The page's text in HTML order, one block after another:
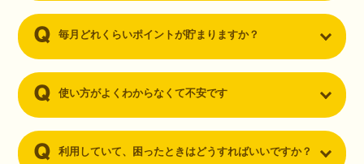
毎月どれくらいポイントが貯まりますか？
使い方がよくわからなくて不安です
利用していて、困ったときはどうすればいいですか？